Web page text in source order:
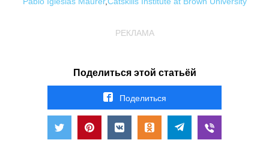
РЕКЛАМА
Поделиться этой статьёй
Поделиться